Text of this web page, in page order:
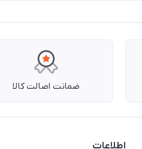
ضمانت اصالت کالا
اطلاعات